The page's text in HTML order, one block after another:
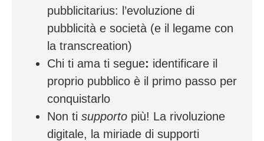
pubblicitarius: l’evoluzione di
pubblicità e società (e il legame con
la transcreation)
Chi ti ama ti segue: identificare il
proprio pubblico è il primo passo per
conquistarlo
Non ti supporto più! La rivoluzione
digitale, la miriade di supporti